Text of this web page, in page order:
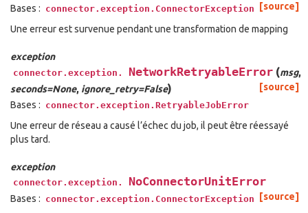
[source]
Bases : connector.exception.ConnectorException
Une erreur est survenue pendant une transformation de mapping
exception
connector.exception. NetworkRetryableError (msg,
seconds=None, ignore_retry=False)
[source]
Bases : connector.exception.RetryableJobError
Une erreur de réseau a causé l’échec du job, il peut être réessayé
plus tard.
exception
connector.exception. NoConnectorUnitError
[source]
Bases : connector.exception.ConnectorException